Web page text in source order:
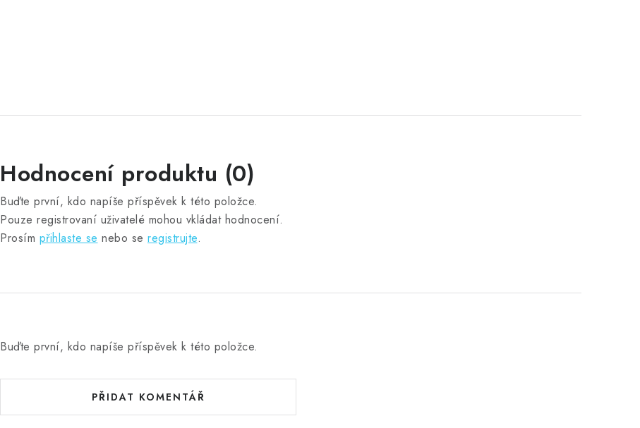
Hodnocení produktu (0)
Buďte první, kdo napíše příspěvek k této položce.
Pouze registrovaní uživatelé mohou vkládat hodnocení.
Prosím přihlaste se nebo se registrujte.
Buďte první, kdo napíše příspěvek k této položce.
PŘIDAT KOMENTÁŘ